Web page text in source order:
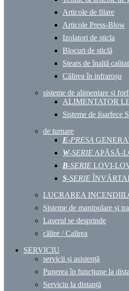
Articole de filare
Articole Press-Blow
Izolatori de sticla
Blocuri de sticlă
Stears de înaltă
Călirea în infraroșu
sisteme de alimentare și
ALIMENTATOR
Sisteme de foarfece
de turnare
E-PRESA
W-SERIE APĂSĂ-
B-SERIE LOVI-
S-SERIE
LUCRAREA
Sisteme de manipulare și
Laserul se desprinde
călire / Calirea
SERVICIU
servicii și asistență
Punerea în funcțiune la
Serviciu la distanță